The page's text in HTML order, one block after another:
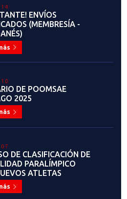
ENVÍOS
(MEMBRESÍA -
DE POOMSAE
2025
DE CLASIFICACIÓN DE
PARALÍMPICO
ATLETAS